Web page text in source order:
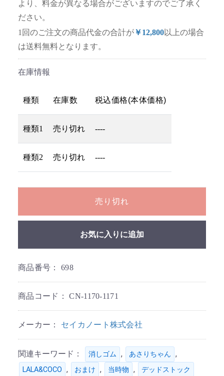
より、料金が異なる場合がございますのでご了承く
ださい。
1回のご注文の商品代金の合計が￥12,800以上の場合
は送料無料となります。
在庫情報
種類 在庫数 税込価格(本体価格)
種類1 売り切れ ----
種類2 売り切れ ----
売り切れ
お気に入りに追加
商品番号： 698
商品コード：CN-1170-1171
メーカー： セイカノート株式会社
関連キーワード： 消しゴム , あさりちゃん ,
LALA&COCO , おまけ , 当時物 , デッドストック